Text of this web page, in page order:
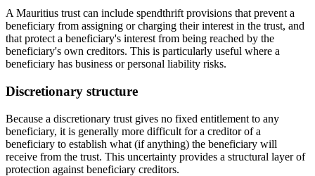
A Mauritius trust can include spendthrift provisions that prevent a
beneficiary from assigning or charging their interest in the trust, and
that protect a beneficiary's interest from being reached by the
beneficiary's own creditors. This is particularly useful where a
beneficiary has business or personal liability risks.
Discretionary structure
Because a discretionary trust gives no fixed entitlement to any
beneficiary, it is generally more difficult for a creditor of a
beneficiary to establish what (if anything) the beneficiary will
receive from the trust. This uncertainty provides a structural layer of
protection against beneficiary creditors.